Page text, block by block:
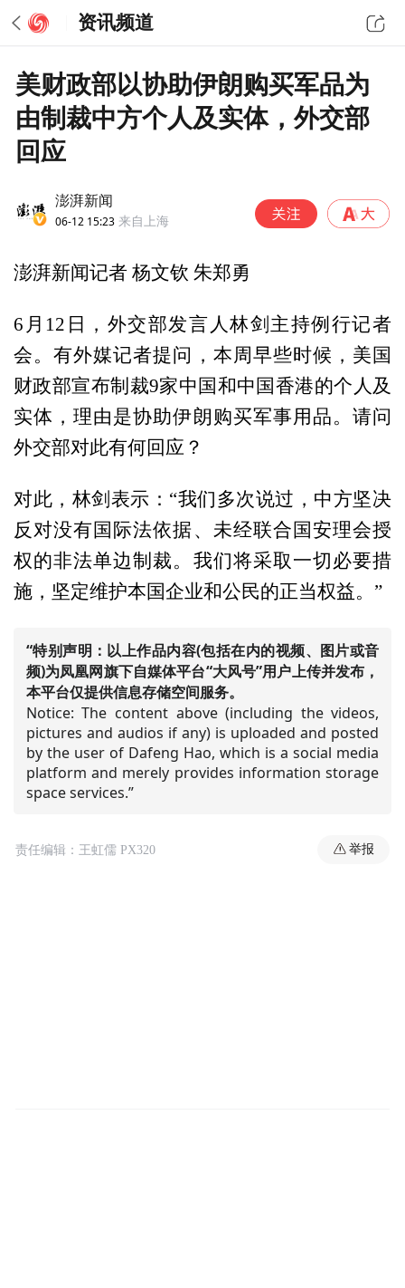
资讯频道
美财政部以协助伊朗购买军品为
由制裁中方个人及实体，外交部
回应
澎湃新闻
06-12 15:23 来自上海
澎湃新闻记者 杨文钦 朱郑勇
6月12日，外交部发言人林剑主持例行记者
会。有外媒记者提问，本周早些时候，美国
财政部宣布制裁9家中国和中国香港的个人及
实体，理由是协助伊朗购买军事用品。请问
外交部对此有何回应？
对此，林剑表示：“我们多次说过，中方坚决
反对没有国际法依据、未经联合国安理会授
权的非法单边制裁。我们将采取一切必要措
施，坚定维护本国企业和公民的正当权益。”
“特别声明：以上作品内容(包括在内的视频、图片或音
频)为凤凰网旗下自媒体平台“大风号”用户上传并发布，
本平台仅提供信息存储空间服务。
Notice: The content above (including the videos,
pictures and audios if any) is uploaded and posted
by the user of Dafeng Hao, which is a social media
platform and merely provides information storage
space services.”
责任编辑：王虹儒 PX320 举报